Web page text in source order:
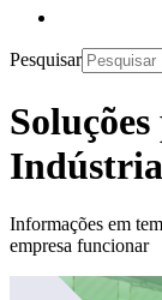
Pesquisar
Indústria
Informações em
empresa funcionar